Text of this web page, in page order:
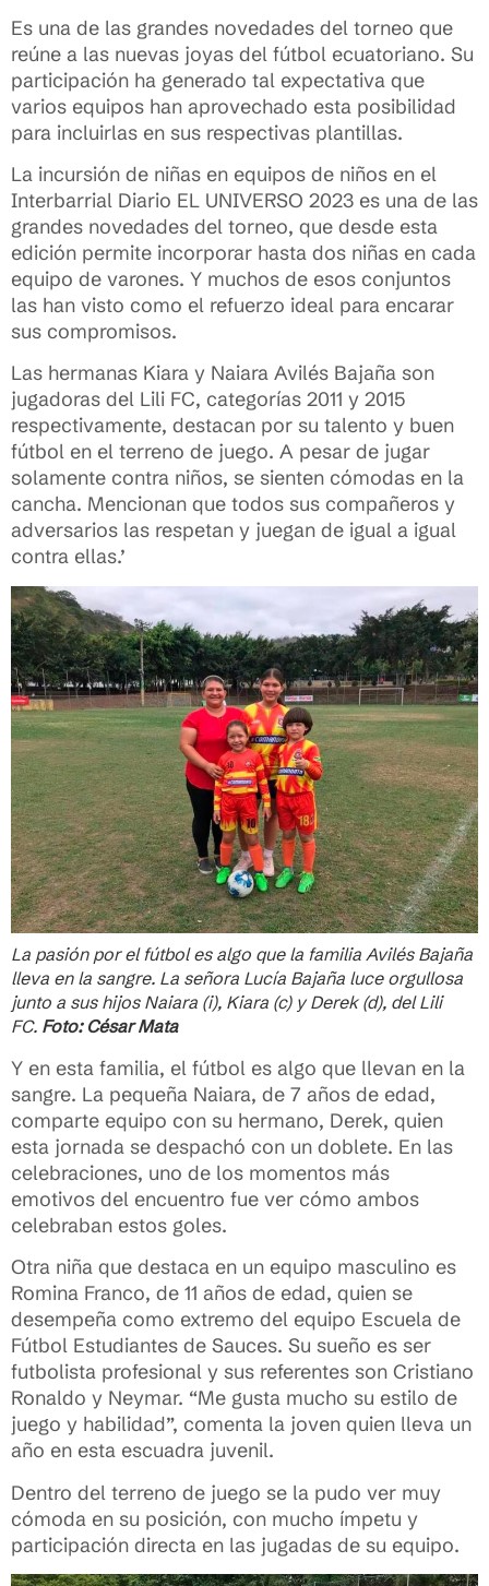
Es una de las grandes novedades del torneo que
reúne a las nuevas joyas del fútbol ecuatoriano. Su
participación ha generado tal expectativa que
varios equipos han aprovechado esta posibilidad
para incluirlas en sus respectivas plantillas.
La incursión de niñas en equipos de niños en el
Interbarrial Diario EL UNIVERSO 2023 es una de las
grandes novedades del torneo, que desde esta
edición permite incorporar hasta dos niñas en cada
equipo de varones. Y muchos de esos conjuntos
las han visto como el refuerzo ideal para encarar
sus compromisos.
Las hermanas Kiara y Naiara Avilés Bajaña son
jugadoras del Lili FC, categorías 2011 y 2015
respectivamente, destacan por su talento y buen
fútbol en el terreno de juego. A pesar de jugar
solamente contra niños, se sienten cómodas en la
cancha. Mencionan que todos sus compañeros y
adversarios las respetan y juegan de igual a igual
contra ellas.’
La pasión por el fútbol es algo que la familia Avilés Bajaña
lleva en la sangre. La señora Lucía Bajaña luce orgullosa
junto a sus hijos Naiara (i), Kiara (c) y Derek (d), del Lili
FC. Foto: César Mata
Y en esta familia, el fútbol es algo que llevan en la
sangre. La pequeña Naiara, de 7 años de edad,
comparte equipo con su hermano, Derek, quien
esta jornada se despachó con un doblete. En las
celebraciones, uno de los momentos más
emotivos del encuentro fue ver cómo ambos
celebraban estos goles.
Otra niña que destaca en un equipo masculino es
Romina Franco, de 11 años de edad, quien se
desempeña como extremo del equipo Escuela de
Fútbol Estudiantes de Sauces. Su sueño es ser
futbolista profesional y sus referentes son Cristiano
Ronaldo y Neymar. “Me gusta mucho su estilo de
juego y habilidad”, comenta la joven quien lleva un
año en esta escuadra juvenil.
Dentro del terreno de juego se la pudo ver muy
cómoda en su posición, con mucho ímpetu y
participación directa en las jugadas de su equipo.